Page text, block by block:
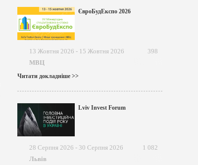
ЄвроБудЕкспо 2026
13 Жовтня 2026 - 15 Жовтня 2026
398
МВЦ
Читати докладніше >>
Lviv Invest Forum
28 Серпня 2026 - 30 Серпня 2026
1 082
Львів